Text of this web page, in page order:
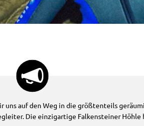
auf den Weg in die größtenteils
Die einzigartige Falkensteiner